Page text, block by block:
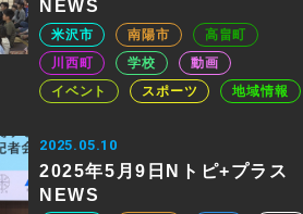
NEWS
米沢市 南陽市
高畠町
川西町
学校
動画
イベント
スポーツ 地域情報
2025.05.10
2025年5月9日Nトピ+プラス
NEWS